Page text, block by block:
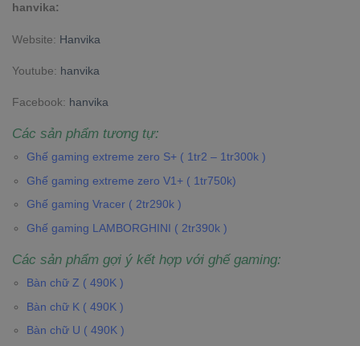
hanvika:
Website: Hanvika
Youtube: hanvika
Facebook: hanvika
Các sản phẩm tương tự:
Ghế gaming extreme zero S+ ( 1tr2 – 1tr300k )
Ghế gaming extreme zero V1+ ( 1tr750k)
Ghế gaming Vracer ( 2tr290k )
Ghế gaming LAMBORGHINI ( 2tr390k )
Các sản phẩm gợi ý kết hợp với ghế gaming:
Bàn chữ Z ( 490K )
Bàn chữ K ( 490K )
Bàn chữ U ( 490K )